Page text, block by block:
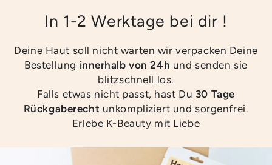
In 1-2 Werktage bei dir !
Deine Haut soll nicht warten wir verpacken Deine
Bestellung innerhalb von 24h und senden sie
blitzschnell los.
Falls etwas nicht passt, hast Du 30 Tage
Rückgaberecht unkompliziert und sorgenfrei.
Erlebe K-Beauty mit Liebe